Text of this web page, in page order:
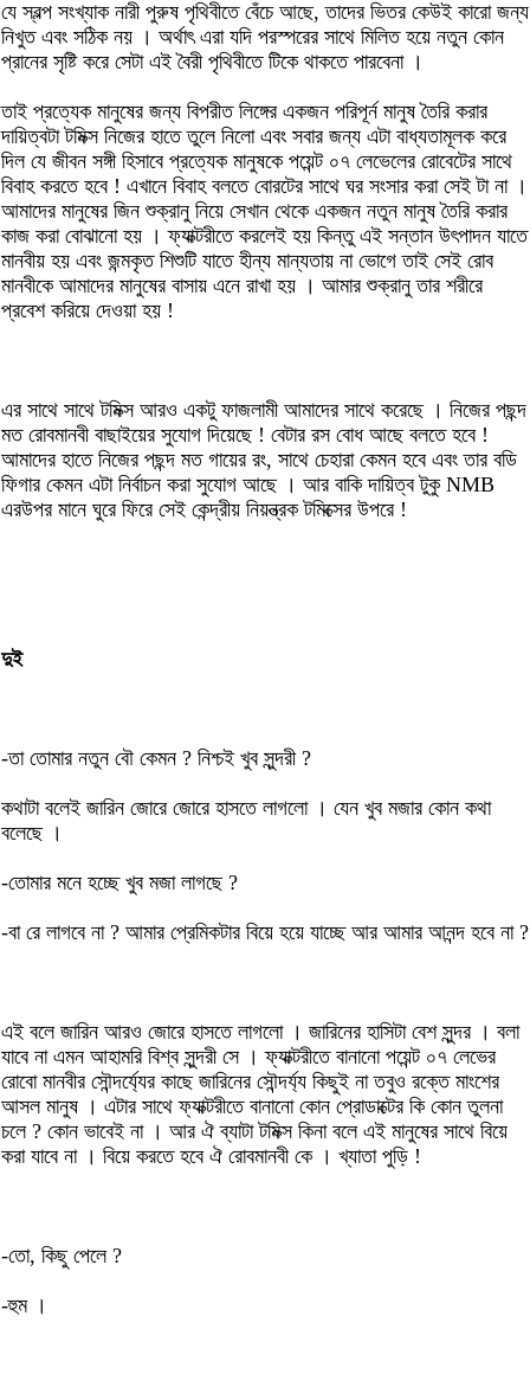
যে স্বল্প সংখ্যাক নারী পুরুষ পৃথিবীতে বেঁচে আছে, তাদের ভিতর কেউই কারো জন্য
নিখুত এবং সঠিক নয় । অর্থাৎ এরা যদি পরস্পরের সাথে মিলিত হয়ে নতুন কোন
প্রানের সৃষ্টি করে সেটা এই বৈরী পৃথিবীতে টিকে থাকতে পারবেনা ।
তাই প্রত্যেক মানুষের জন্য বিপরীত লিঙ্গের একজন পরিপূর্ন মানুষ তৈরি করার
দায়িত্বটা টমিক্স নিজের হাতে তুলে নিলো এবং সবার জন্য এটা বাধ্যতামূলক করে
দিল যে জীবন সঙ্গী হিসাবে প্রত্যেক মানুষকে পয়েন্ট ০৭ লেভেলের রোবেটের সাথে
বিবাহ করতে হবে ! এখানে বিবাহ বলতে বোরটের সাথে ঘর সংসার করা সেই টা না ।
আমাদের মানুষের জিন শুক্রানু নিয়ে সেখান থেকে একজন নতুন মানুষ তৈরি করার
কাজ করা বোঝানো হয় । ফ্যাক্টরীতে করলেই হয় কিন্তু এই সন্তান উৎপাদন যাতে
মানবীয় হয় এবং জন্মকৃত শিশুটি যাতে হীন্য মান্যতায় না ভোগে তাই সেই রোব
মানবীকে আমাদের মানুষের বাসায় এনে রাখা হয় । আমার শুক্রানু তার শরীরে
প্রবেশ করিয়ে দেওয়া হয় !
এর সাথে সাথে টমিক্স আরও একটু ফাজলামী আমাদের সাথে করেছে । নিজের পছন্দ
মত রোবমানবী বাছাইয়ের সুযোগ দিয়েছে ! বেটার রস বোধ আছে বলতে হবে !
আমাদের হাতে নিজের পছন্দ মত গায়ের রং, সাথে চেহারা কেমন হবে এবং তার বডি
ফিগার কেমন এটা নির্বাচন করা সুযোগ আছে । আর বাকি দায়িত্ব টুকু NMB
এরউপর মানে ঘুরে ফিরে সেই কেন্দ্রীয় নিয়ন্ত্রক টমিক্সের উপরে !
দুই
-তা তোমার নতুন বৌ কেমন ? নিশ্চই খুব সুন্দরী ?
কথাটা বলেই জারিন জোরে জোরে হাসতে লাগলো । যেন খুব মজার কোন কথা
বলেছে ।
-তোমার মনে হচ্ছে খুব মজা লাগছে ?
-বা রে লাগবে না ? আমার প্রেমিকটার বিয়ে হয়ে যাচ্ছে আর আমার আনন্দ হবে না ?
এই বলে জারিন আরও জোরে হাসতে লাগলো । জারিনের হাসিটা বেশ সুন্দর । বলা
যাবে না এমন আহামরি বিশ্ব সুন্দরী সে । ফ্যাক্টরীতে বানানো পয়েন্ট ০৭ লেভের
রোবো মানবীর সৌন্দর্য্যের কাছে জারিনের সৌন্দর্য্য কিছুই না তবুও রক্তে মাংশের
আসল মানুষ । এটার সাথে ফ্যাক্টরীতে বানানো কোন প্রোডাক্টের কি কোন তুলনা
চলে ? কোন ভাবেই না । আর ঐ ব্যাটা টমিক্স কিনা বলে এই মানুষের সাথে বিয়ে
করা যাবে না । বিয়ে করতে হবে ঐ রোবমানবী কে । খ্যাতা পুড়ি !
-তো, কিছু পেলে ?
-হুম ।